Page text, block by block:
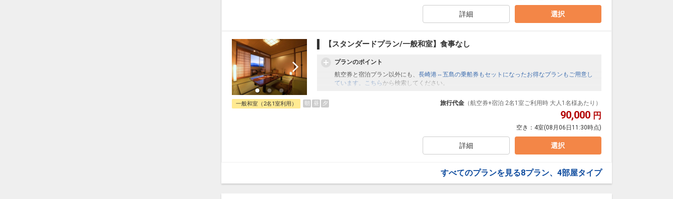
詳細 選択
【スタンダードプラン/一般和室】食事なし
プランのポイント
航空券と宿泊プラン以外にも、 長崎港⇔五島の乗船券もセットになったお得なプランもご用意し
ています。こちら から検索してください。
一般和室（2名1室利用） 朝 昼 夕 旅行代金 （航空券+宿泊 2名1室ご利用時 大人1名様あたり）
90,000 円
空き： 4室(08月06日11:30時点)
詳細 選択
すべてのプランを見る8プラン、4部屋タイプ